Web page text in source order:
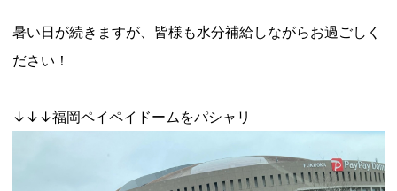
暑い日が続きますが、皆様も水分補給しながらお過ごしく
ださい！
↓↓↓福岡ペイペイドームをパシャリ